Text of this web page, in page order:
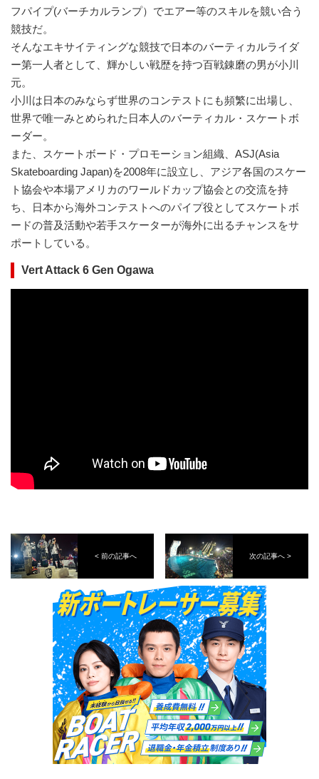
フパイプ(バーチカルランプ）でエアー等のスキルを競い合う
競技だ。
そんなエキサイティングな競技で日本のバーティカルライダ
ー第一人者として、輝かしい戦歴を持つ百戦錬磨の男が小川
元。
小川は日本のみならず世界のコンテストにも頻繁に出場し、
世界で唯一みとめられた日本人のバーティカル・スケートボ
ーダー。
また、スケートボード・プロモーション組織、ASJ(Asia
Skateboarding Japan)を2008年に設立し、アジア各国のスケー
ト協会や本場アメリカのワールドカップ協会との交流を持
ち、日本から海外コンテストへのパイプ役としてスケートボ
ードの普及活動や若手スケーターが海外に出るチャンスをサ
ポートしている。
Vert Attack 6 Gen Ogawa
< 前の記事へ 次の記事へ >